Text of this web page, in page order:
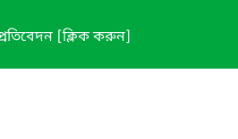
[ক্লিক করুন]